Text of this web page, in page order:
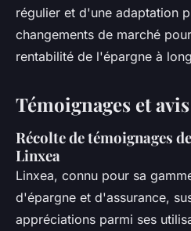
régulier et d'une adaptation
changements de marché
rentabilité de l'épargne à
Témoignages et
Récolte de témoignages
Linxea
Linxea, connu pour sa
d'épargne et d'assurance,
appréciations parmi ses